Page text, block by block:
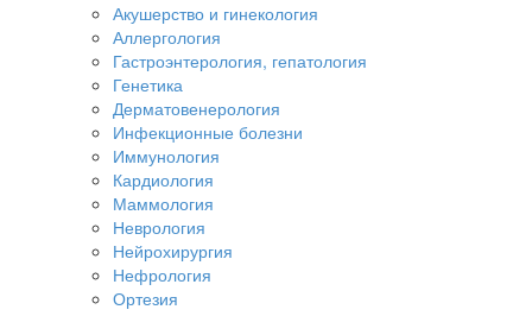
Акушерство и гинекология
Аллергология
Гастроэнтерология, гепатология
Генетика
Дерматовенерология
Инфекционные болезни
Иммунология
Кардиология
Маммология
Неврология
Нейрохирургия
Нефрология
Ортезия